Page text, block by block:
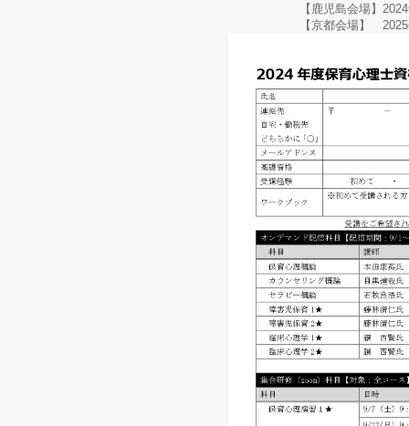
【鹿児島会場】2024年12
【京都会場】 2025年 1月